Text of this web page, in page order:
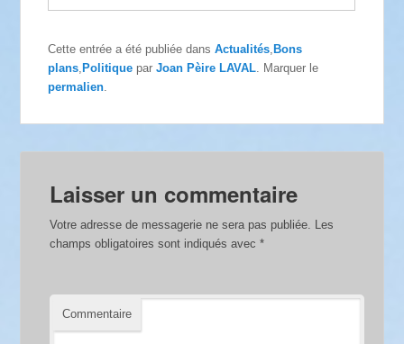
Cette entrée a été publiée dansActualités Bons
plans Politique parJoan Pèire LAVAL . Marquer le
permalien
Laisser un commentaire
Votre adresse de messagerie ne sera pas publiée.
Les
champs obligatoires sont indiqués avec*
Commentaire